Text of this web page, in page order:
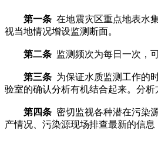
第一条 在地震灾区重点地表水
视当地情况增设监测断面。
第二条 监测频次为每日一次，
第三条 为保证水质监测工作的
验室的确认分析有机结合起来。分析
第四条 密切监视各种潜在污染
产情况、污染源现场排查最新的信息